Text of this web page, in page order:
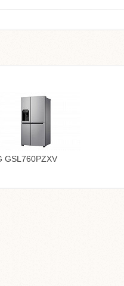
GSL760PZXV